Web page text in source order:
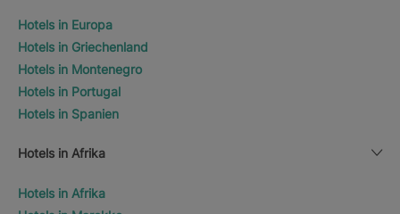
Hotels in Europa
Hotels in Griechenland
Hotels in Montenegro
Hotels in Portugal
Hotels in Spanien
Hotels in Afrika
Hotels in Afrika